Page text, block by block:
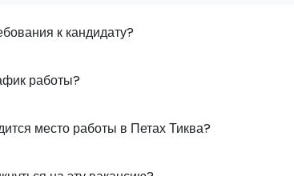
к кандидату?
работы?
место работы в Петах Тиква?